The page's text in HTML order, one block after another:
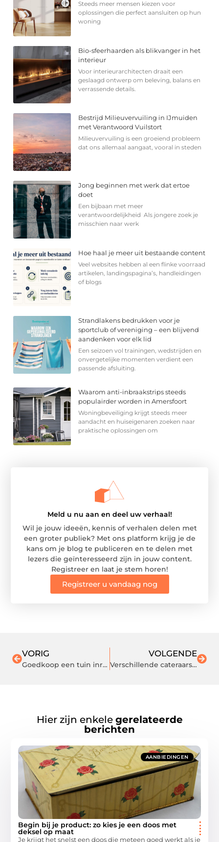
Steeds meer mensen kiezen voor
oplossingen die perfect aansluiten op hun
woning
Bio-sfeerhaarden als blikvanger in het
interieur
Voor interieurarchitecten draait een
geslaagd ontwerp om beleving, balans en
verrassende details.
Bestrijd Milieuvervuiling in IJmuiden
met Verantwoord Vuilstort
Milieuvervuiling is een groeiend probleem
dat ons allemaal aangaat, vooral in steden
Jong beginnen met werk dat ertoe
doet
Een bijbaan met meer
verantwoordelijkheid Als jongere zoek je
misschien naar werk
Hoe haal je meer uit bestaande content
Veel websites hebben al een flinke voorraad
artikelen, landingspagina’s, handleidingen
of blogs
Strandlakens bedrukken voor je
sportclub of vereniging – een blijvend
aandenken voor elk lid
Een seizoen vol trainingen, wedstrijden en
onvergetelijke momenten verdient een
passende afsluiting.
Waarom anti-inbraakstrips steeds
populairder worden in Amersfoort
Woningbeveiliging krijgt steeds meer
aandacht en huiseigenaren zoeken naar
praktische oplossingen om
Meld u nu aan en deel uw verhaal!
Wil je jouw ideeën, kennis of verhalen delen met
een groter publiek? Met ons platform krijg je de
kans om je blog te publiceren en te delen met
lezers die geïnteresseerd zijn in jouw content.
Registreer en laat je stem horen!
Registreer u vandaag nog
VORIG
Goedkoop een tuin inrichten
VOLGENDE
Verschillende cateraars op een rijtje
Hier zijn enkele gerelateerde
berichten
AANBIEDINGEN
Begin bij je product: zo kies je een doos met
deksel op maat
Je krijgt het snelst een doos die meteen goed werkt als je